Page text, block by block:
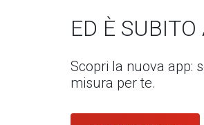
ED È SUBITO
Scopri la nuova app:
misura per te.